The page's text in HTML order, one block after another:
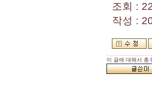
조회 :
작성 :
이 글에 대해서 총